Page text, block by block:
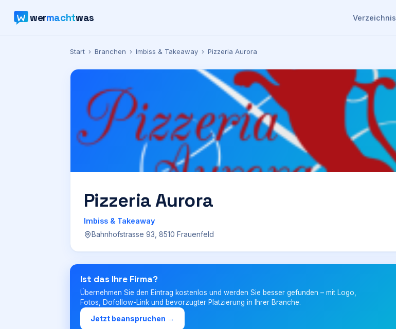
wermachtwas Verzeichnis
Start › Branchen › Imbiss & Takeaway › Pizzeria Aurora
Pizzeria Aurora
Imbiss & Takeaway
Bahnhofstrasse 93, 8510 Frauenfeld
Ist das Ihre Firma?
Übernehmen Sie den Eintrag kostenlos und werden Sie besser gefunden – mit Logo,
Fotos, Dofollow-Link und bevorzugter Platzierung in Ihrer Branche.
Jetzt beanspruchen →